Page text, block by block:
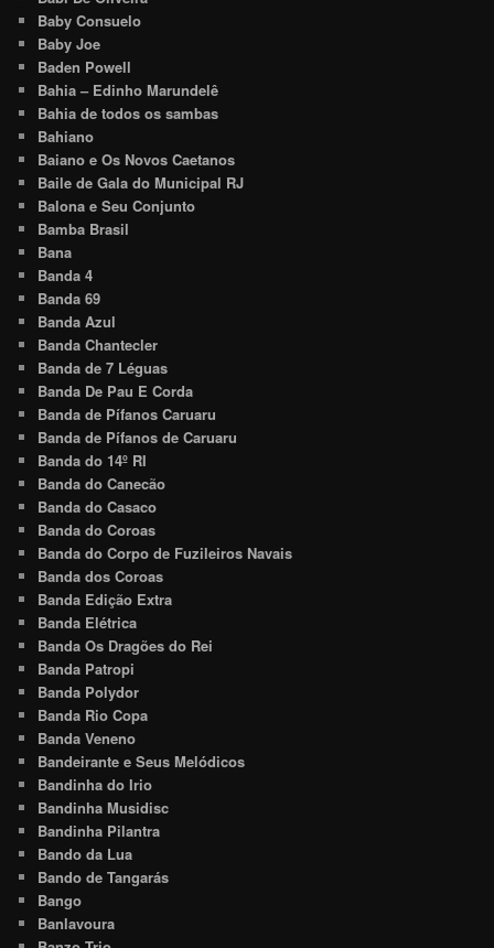
Baby Consuelo
Baby Joe
Baden Powell
Bahia – Edinho Marundelê
Bahia de todos os sambas
Bahiano
Baiano e Os Novos Caetanos
Baile de Gala do Municipal RJ
Balona e Seu Conjunto
Bamba Brasil
Bana
Banda 4
Banda 69
Banda Azul
Banda Chantecler
Banda de 7 Léguas
Banda De Pau E Corda
Banda de Pífanos Caruaru
Banda de Pífanos de Caruaru
Banda do 14º RI
Banda do Canecão
Banda do Casaco
Banda do Coroas
Banda do Corpo de Fuzileiros Navais
Banda dos Coroas
Banda Edição Extra
Banda Elétrica
Banda Os Dragões do Rei
Banda Patropi
Banda Polydor
Banda Rio Copa
Banda Veneno
Bandeirante e Seus Melódicos
Bandinha do Irio
Bandinha Musidisc
Bandinha Pilantra
Bando da Lua
Bando de Tangarás
Bango
Banlavoura